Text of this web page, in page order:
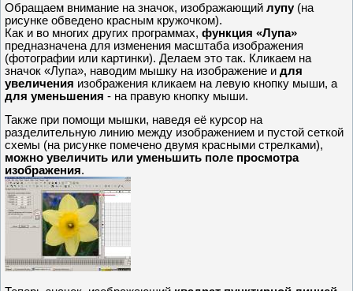
Обращаем внимание на значок, изображающий лупу (на
рисунке обведено красным кружочком).
Как и во многих других программах, функция «Лупа»
предназначена для изменения масштаба изображения
(фотографии или картинки). Делаем это так. Кликаем на
значок «Лупа», наводим мышку на изображение и для
увеличения изображения кликаем на левую кнопку мыши, а
для уменьшения - на правую кнопку мыши.
Также при помощи мышки, наведя её курсор на
разделительную линию между изображением и пустой сеткой
схемы (на рисунке помечено двумя красными стрелками),
можно увеличить или уменьшить поле просмотра
изображения.